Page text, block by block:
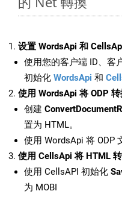
设置 WordsApi 和
使用您的客户端 ID、客
初始化 WordsApi 和
使用 WordsApi 将 ODP
创建
置为 HTML。
使用 WordsApi 将 ODP
使用 CellsApi 将 HTML
使用 CellsAPI 初始化
为 MOBI